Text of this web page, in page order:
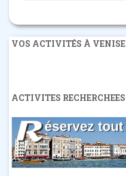
VOS ACTIVITÉS À VENISE
ACTIVITES RECHERCHEES